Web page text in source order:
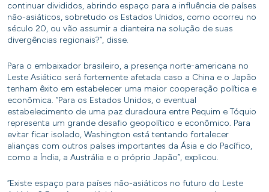
continuar divididos, abrindo espaço para a influência de países
não-asiáticos, sobretudo os Estados Unidos, como ocorreu no
século 20, ou vão assumir a dianteira na solução de suas
divergências regionais?”, disse.
Para o embaixador brasileiro, a presença norte-americana no
Leste Asiático será fortemente afetada caso a China e o Japão
tenham êxito em estabelecer uma maior cooperação política e
econômica. “Para os Estados Unidos, o eventual
estabelecimento de uma paz duradoura entre Pequim e Tóquio
representa um grande desafio geopolítico e econômico. Para
evitar ficar isolado, Washington está tentando fortalecer
alianças com outros países importantes da Ásia e do Pacífico,
como a Índia, a Austrália e o próprio Japão”, explicou.
“Existe espaço para países não-asiáticos no futuro do Leste